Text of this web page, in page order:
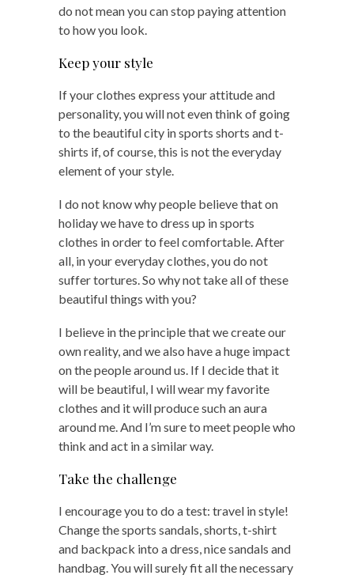
do not mean you can stop paying attention
to how you look.
Keep your style
If your clothes express your attitude and
personality, you will not even think of going
to the beautiful city in sports shorts and t-
shirts if, of course, this is not the everyday
element of your style.
I do not know why people believe that on
holiday we have to dress up in sports
clothes in order to feel comfortable. After
all, in your everyday clothes, you do not
suffer tortures. So why not take all of these
beautiful things with you?
I believe in the principle that we create our
own reality, and we also have a huge impact
on the people around us. If I decide that it
will be beautiful, I will wear my favorite
clothes and it will produce such an aura
around me. And I’m sure to meet people who
think and act in a similar way.
Take the challenge
I encourage you to do a test: travel in style!
Change the sports sandals, shorts, t-shirt
and backpack into a dress, nice sandals and
handbag. You will surely fit all the necessary